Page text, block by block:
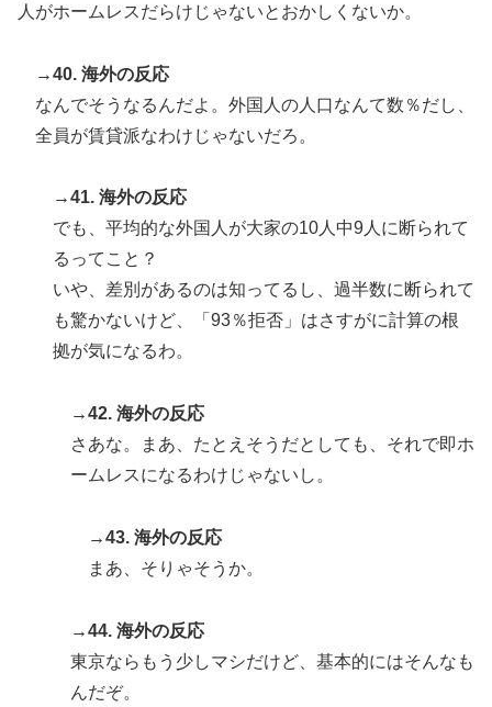
人がホームレスだらけじゃないとおかしくないか。
→40. 海外の反応
なんでそうなるんだよ。外国人の人口なんて数％だし、
全員が賃貸派なわけじゃないだろ。
→41. 海外の反応
でも、平均的な外国人が大家の10人中9人に断られて
るってこと？
いや、差別があるのは知ってるし、過半数に断られて
も驚かないけど、「93％拒否」はさすがに計算の根
拠が気になるわ。
→42. 海外の反応
さあな。まあ、たとえそうだとしても、それで即ホ
ームレスになるわけじゃないし。
→43. 海外の反応
まあ、そりゃそうか。
→44. 海外の反応
東京ならもう少しマシだけど、基本的にはそんなも
んだぞ。